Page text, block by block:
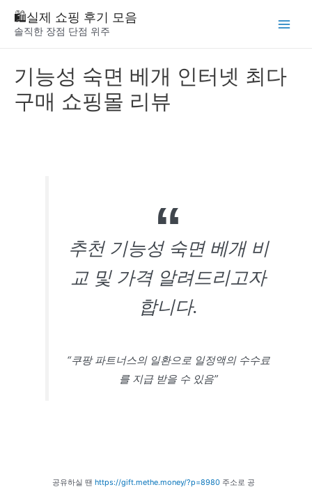
🛍️실제 쇼핑 후기 모음
솔직한 장점 단점 위주
기능성 숙면 베개 인터넷 최다
구매 쇼핑몰 리뷰
추천 기능성 숙면 베개 비
교 및 가격 알려드리고자
합니다.
“쿠팡 파트너스의 일환으로 일정액의 수수료
를 지급 받을 수 있음”
공유하실 땐 https://gift.methe.money/?p=8980주소로 공